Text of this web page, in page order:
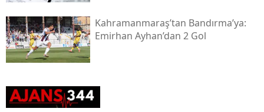
Kahramanmaraş’tan Bandırma’ya:
Emirhan Ayhan’dan 2 Gol